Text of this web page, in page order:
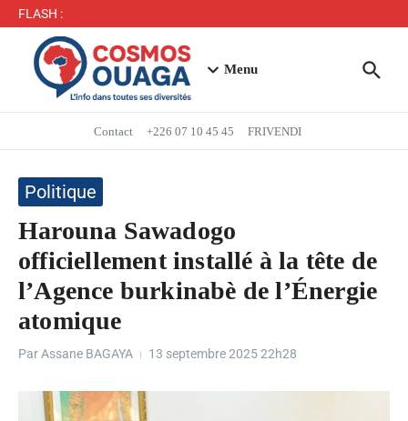
FLASH :
Mbappé entre dans l’histoire des Bleus
Menu
Contact +226 07 10 45 45 FRIVENDI
Politique
Harouna Sawadogo
officiellement installé à la tête de
l’Agence burkinabè de l’Énergie
atomique
ParAssane BAGAYA 13 septembre 202522h28